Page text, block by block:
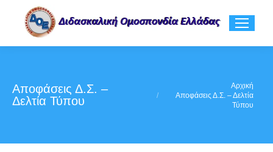
Αποφάσεις Δ.Σ. –
Δελτία Τύπου
Αρχική
Αποφάσεις Δ.Σ. – Δελτία
Τύπου